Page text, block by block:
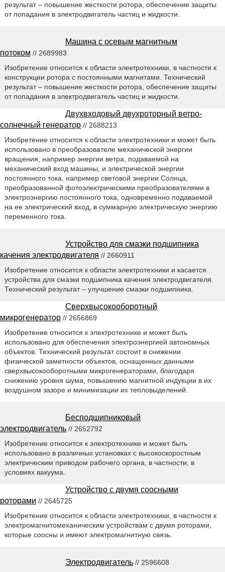
результат – повышение жесткости ротора, обеспечение защиты
от попадания в электродвигатель частиц и жидкости.
Машина с осевым магнитным
потоком // 2689983
Изобретение относится к области электротехники, в частности к
конструкции ротора с постоянными магнитами. Технический
результат – повышение жесткости ротора, обеспечение защиты
от попадания в электродвигатель частиц и жидкости.
Двухвходовый двухроторный ветро-
солнечный генератор // 2688213
Изобретение относится к области электротехники и может быть
использовано в преобразователе механической энергии
вращения, например энергии ветра, подаваемой на
механический вход машины, и электрической энергии
постоянного тока, например световой энергии Солнца,
преобразованной фотоэлектрическими преобразователями в
электроэнергию постоянного тока, одновременно подаваемой
на ее электрический вход, в суммарную электрическую энергию
переменного тока.
Устройство для смазки подшипника
качения электродвигателя // 2660911
Изобретение относится к области электротехники и касается
устройства для смазки подшипника качения электродвигателя.
Технический результат – улучшение смазки подшипника.
Сверхвысокооборотный
микрогенератор // 2656869
Изобретение относится к электротехнике и может быть
использовано для обеспечения электроэнергией автономных
объектов. Технический результат состоит в снижении
физической заметности объектов, оснащенных данными
сверхвысокооборотными микрогенераторами, благодаря
снижению уровня шума, повышению магнитной индукции в их
воздушном зазоре и минимизации их тепловыделений.
Бесподшипниковый
электродвигатель // 2652792
Изобретение относится к электротехнике и может быть
использовано в различных установках с высокоскоростным
электрическим приводом рабочего органа, в частности, в
условиях вакуума.
Устройство с двумя соосными
роторами // 2645725
Изобретение относится к области электротехники, в частности к
электромагнитомеханическим устройствам с двумя роторами,
которые соосны и имеют электромагнитную связь.
Электродвигатель // 2596608